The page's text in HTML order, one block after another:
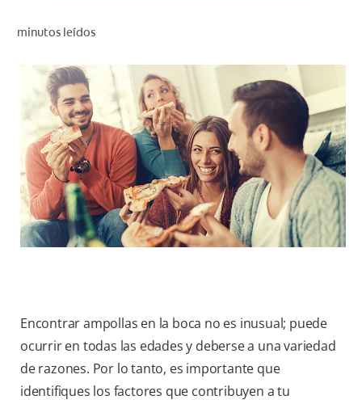
PARA PROFESIONALES
PROMOCIONES
GT (ES)
SUSCRÍBASE
minutos leídos
Encontrar ampollas en la boca no es inusual; puede
ocurrir en todas las edades y deberse a una variedad
de razones. Por lo tanto, es importante que
identifiques los factores que contribuyen a tu